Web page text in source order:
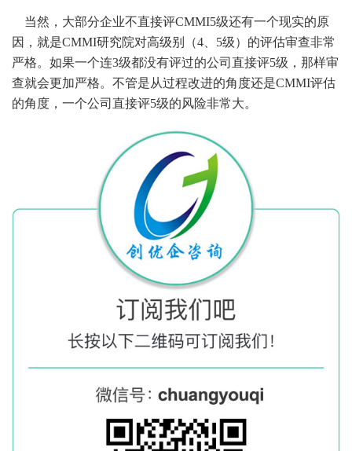
当然，大部分企业不直接评CMMI5级还有一个现实的原
因，就是CMMI研究院对高级别（4、5级）的评估审查非常
严格。如果一个连3级都没有评过的公司直接评5级，那样审
查就会更加严格。不管是从过程改进的角度还是CMMI评估
的角度，一个公司直接评5级的风险非常大。